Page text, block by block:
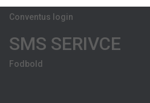
Conventus login
SMS SERIVCE
Fodbold